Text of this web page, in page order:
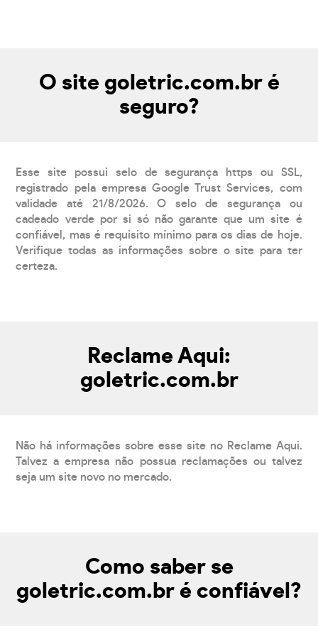
O site goletric.com.br é
seguro?
Esse site possui selo de segurança https ou SSL,
registrado pela empresa Google Trust Services, com
validade até 21/8/2026. O selo de segurança ou
cadeado verde por si só não garante que um site é
confiável, mas é requisito mínimo para os dias de hoje.
Verifique todas as informações sobre o site para ter
certeza.
Reclame Aqui:
goletric.com.br
Não há informações sobre esse site no Reclame Aqui.
Talvez a empresa não possua reclamações ou talvez
seja um site novo no mercado.
Como saber se
goletric.com.br é confiável?